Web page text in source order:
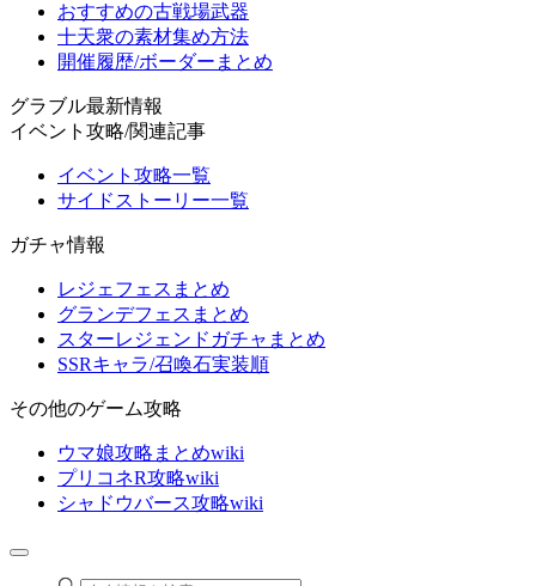
おすすめの古戦場武器
十天衆の素材集め方法
開催履歴/ボーダーまとめ
グラブル最新情報
イベント攻略/関連記事
イベント攻略一覧
サイドストーリー一覧
ガチャ情報
レジェフェスまとめ
グランデフェスまとめ
スターレジェンドガチャまとめ
SSRキャラ/召喚石実装順
その他のゲーム攻略
ウマ娘攻略まとめwiki
プリコネR攻略wiki
シャドウバース攻略wiki